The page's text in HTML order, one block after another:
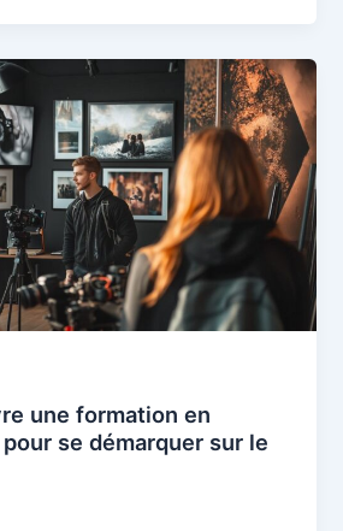
une formation en
se démarquer sur le